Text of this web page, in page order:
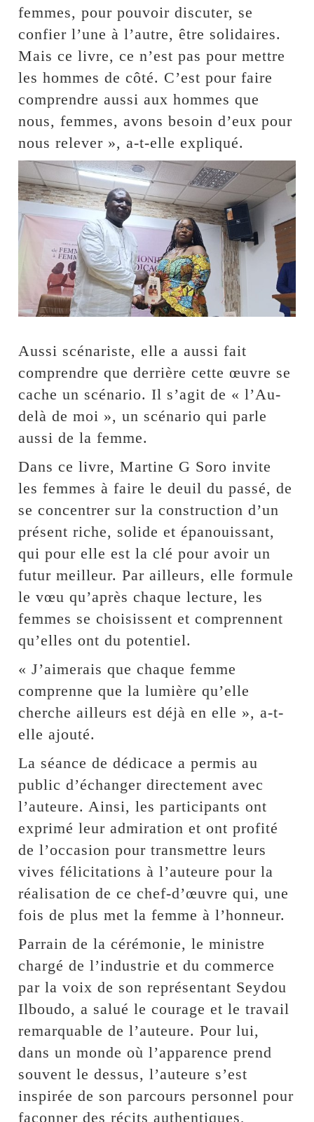
femmes, pour pouvoir discuter, se
confier l’une à l’autre, être solidaires.
Mais ce livre, ce n’est pas pour mettre
les hommes de côté. C’est pour faire
comprendre aussi aux hommes que
nous, femmes, avons besoin d’eux pour
nous relever », a-t-elle expliqué.
Aussi scénariste, elle a aussi fait
comprendre que derrière cette œuvre se
cache un scénario. Il s’agit de « l’Au-
delà de moi », un scénario qui parle
aussi de la femme.
Dans ce livre, Martine G Soro invite
les femmes à faire le deuil du passé, de
se concentrer sur la construction d’un
présent riche, solide et épanouissant,
qui pour elle est la clé pour avoir un
futur meilleur. Par ailleurs, elle formule
le vœu qu’après chaque lecture, les
femmes se choisissent et comprennent
qu’elles ont du potentiel.
« J’aimerais que chaque femme
comprenne que la lumière qu’elle
cherche ailleurs est déjà en elle », a-t-
elle ajouté.
La séance de dédicace a permis au
public d’échanger directement avec
l’auteure. Ainsi, les participants ont
exprimé leur admiration et ont profité
de l’occasion pour transmettre leurs
vives félicitations à l’auteure pour la
réalisation de ce chef-d’œuvre qui, une
fois de plus met la femme à l’honneur.
Parrain de la cérémonie, le ministre
chargé de l’industrie et du commerce
par la voix de son représentant Seydou
Ilboudo, a salué le courage et le travail
remarquable de l’auteure. Pour lui,
dans un monde où l’apparence prend
souvent le dessus, l’auteure s’est
inspirée de son parcours personnel pour
façonner des récits authentiques,